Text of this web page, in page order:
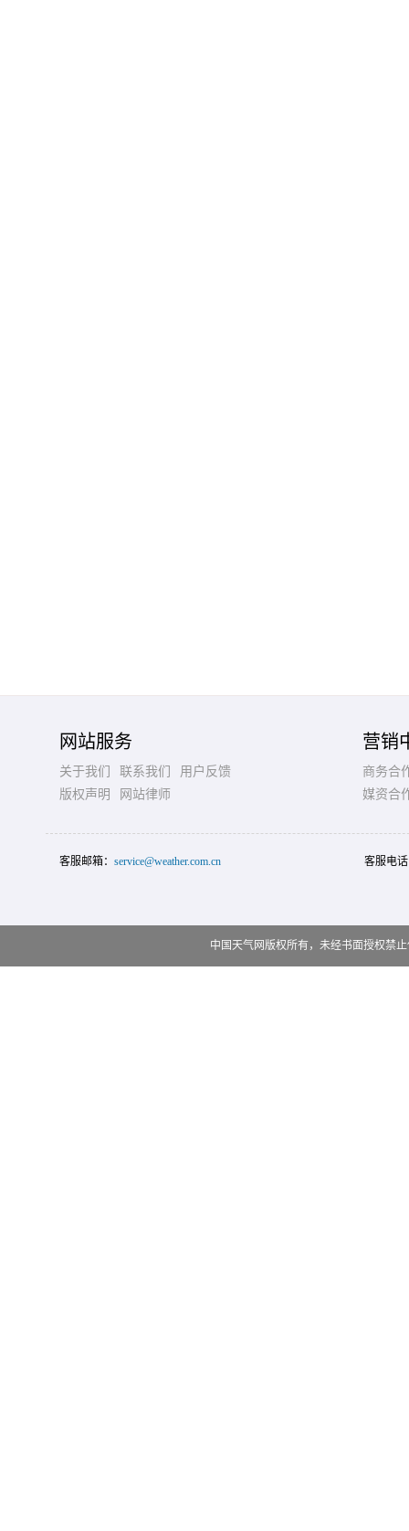
网站服务
关于我们 联系我们
用户反馈
版权声明
网站律师
营销
商务合
媒资合
客服邮箱： service@weather.com.cn 客服电
中国天气网版权所有，未经书面授权